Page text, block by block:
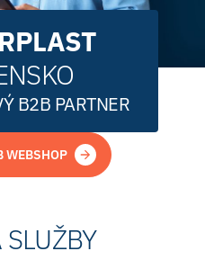
B2B PARTNER
WEBSHOP
SLUŽBY